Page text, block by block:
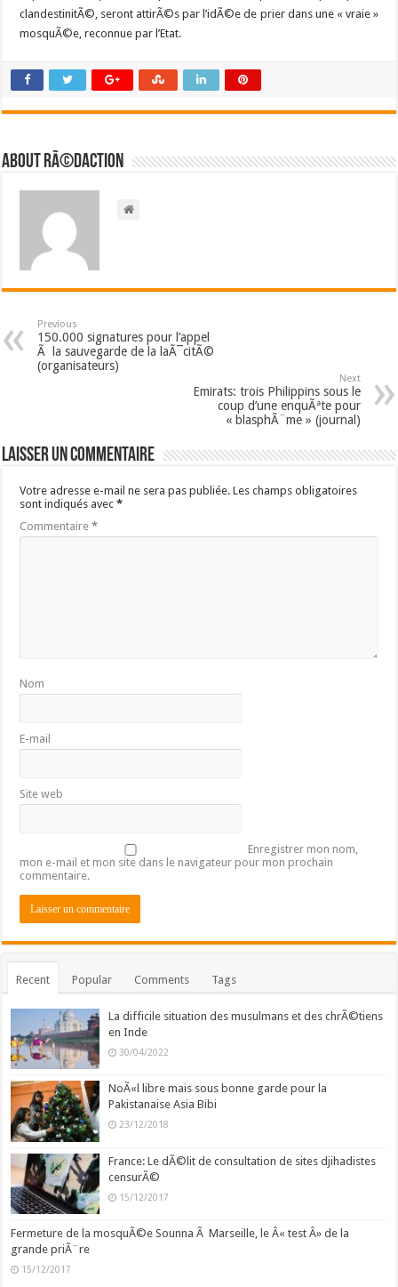
clandestinitÃ©, seront attirÃ©s par l’idÃ©e de prier dans une « vraie »
mosquÃ©e, reconnue par l’Etat.
About RÃ©daction
Previous
150.000 signatures pour l’appel
Ã la sauvegarde de la laÃ¯citÃ©
(organisateurs)
Next
Emirats: trois Philippins sous le
coup d’une enquÃªte pour
« blasphÃ¨me » (journal)
Laisser un commentaire
Votre adresse e-mail ne sera pas publiée. Les champs obligatoires
sont indiqués avec*
Commentaire*
Nom
E-mail
Site web
Enregistrer mon nom,
mon e-mail et mon site dans le navigateur pour mon prochain
commentaire.
Recent Popular Comments Tags
La difficile situation des musulmans et des chrÃ©tiens
en Inde
30/04/2022
NoÃ«l libre mais sous bonne garde pour la
Pakistanaise Asia Bibi
23/12/2018
France: Le dÃ©lit de consultation de sites djihadistes
censurÃ©
15/12/2017
Fermeture de la mosquÃ©e Sounna Ã Marseille, le Â« test Â» de la
grande priÃ¨re
15/12/2017